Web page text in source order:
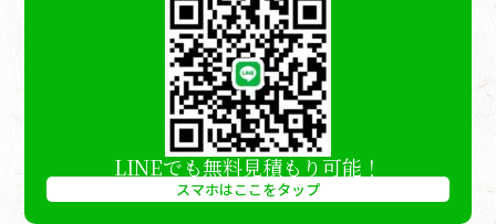
LINEでも無料見積もり可能！
スマホはここをタップ